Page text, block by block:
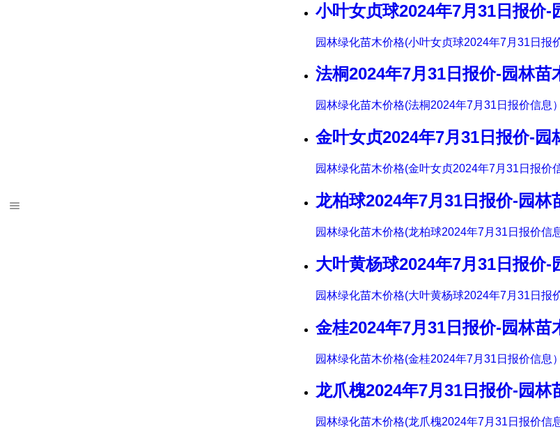
小叶女贞球2024年7月31日报价-
园林绿化苗木价格(小叶女贞球2024年7月31日报
法桐2024年7月31日报价-园林苗
园林绿化苗木价格(法桐2024年7月31日报价信息
金叶女贞2024年7月31日报价-园
园林绿化苗木价格(金叶女贞2024年7月31日报价
龙柏球2024年7月31日报价-园林
园林绿化苗木价格(龙柏球2024年7月31日报价信
大叶黄杨球2024年7月31日报价
园林绿化苗木价格(大叶黄杨球2024年7月31日报
金桂2024年7月31日报价-园林苗
园林绿化苗木价格(金桂2024年7月31日报价信息
龙爪槐2024年7月31日报价-园林
园林绿化苗木价格(龙爪槐2024年7月31日报价信